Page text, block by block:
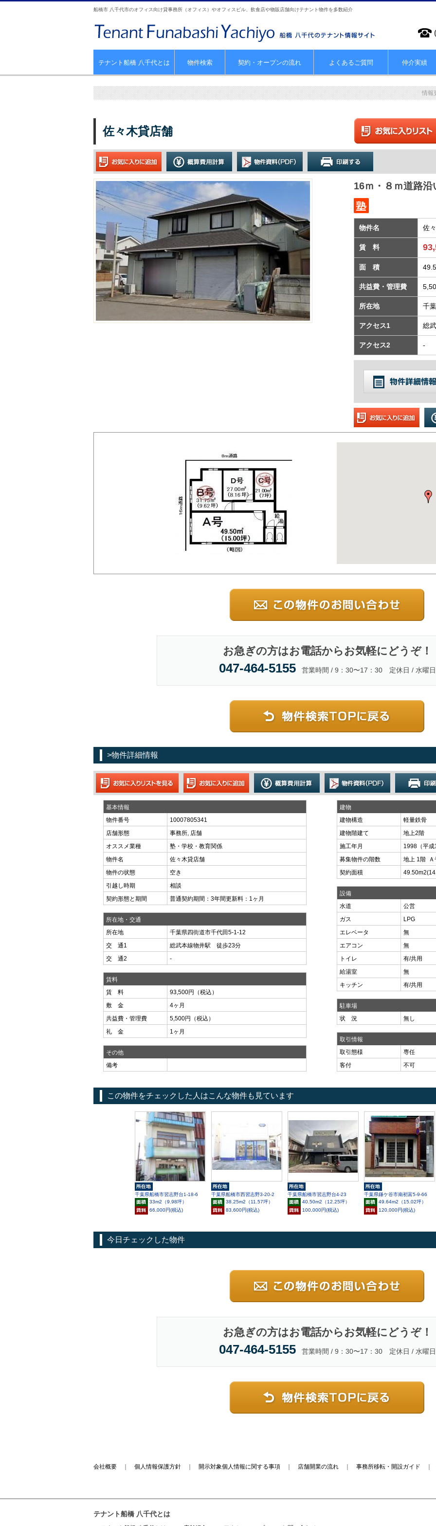
船橋市 八千代市のオフィス向け貸事務所（オフィス）やオフィスビル、飲食店や物販店舗向けテナント物件を多数紹介
テナント船橋 八千代とは 物件検索 契約・オープンの流れ よくあるご質問 仲介実績
情報
佐々木貸店舗
16ｍ・８ｍ道路沿
物件名 佐
賃 料
面 積
共益費・管理費
所在地 千
アクセス1 総
アクセス2 -
お急ぎの方はお電話からお気軽にどうぞ！
047-464-5155 営業時間 / 9：30〜17：30 定休日 / 水曜日
>物件詳細情報
基本情報
物件番号
10007805341
店舗形態
事務所, 店舗
オススメ業種
塾・学校・教育関係
物件名
佐々木貸店舗
物件の状態
空き
引越し時期
相談
契約形態と期間
普通契約期間：3年間更新料：1ヶ月
所在地・交通
所在地
千葉県四街道市千代田5-1-12
交 通1
総武本線物井駅 徒歩23分
交 通2
-
賃料
賃 料
93,500円（税込）
敷 金
4ヶ月
共益費・管理費
5,500円（税込）
礼 金
1ヶ月
その他
備考
建物
建物構造
軽量鉄骨
建物階建て
地上2階
施工年月
1998（平
募集物件の階数
地上 1階 Ａ
契約面積
49.50m2
設備
水道
公営
ガス
LPG
エレベータ
無
エアコン
無
トイレ
有/共用
給湯室
無
キッチン
有/共用
駐車場
状 況
無し
取引情報
取引態様
専任
客付
不可
この物件をチェックした人はこんな物件も見ています
千葉県船橋市習志野台1-18-6
33m2 （9.98坪）
66,000円(税込)
千葉県船橋市西習志野3-20-2
38.25m2 （11.57坪）
83,600円(税込)
千葉県船橋市習志野台4-23
40.50m2 （12.25坪）
100,000円(税込)
千葉県鎌ケ谷市南初富5-9-66
49.64m2 （15.02坪）
120,000円(税込)
今日チェックした物件
お急ぎの方はお電話からお気軽にどうぞ！
047-464-5155 営業時間 / 9：30〜17：30 定休日 / 水曜日
会社概要 個人情報保護方針 開示対象個人情報に関する事項 店舗開業の流れ 事務所移転・開設ガイド
テナント船橋 八千代とは